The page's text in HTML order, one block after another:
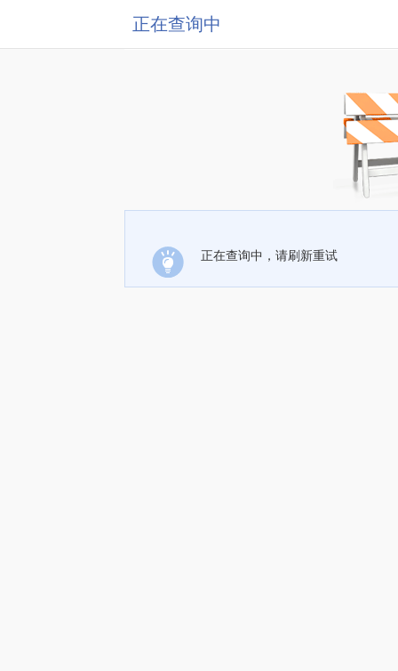
正在查询中
正在查询中，请刷新重试